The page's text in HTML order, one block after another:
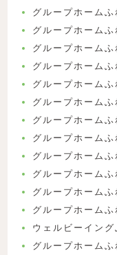
グループホーム
グループホーム
グループホーム
グループホームふ
グループホーム
グループホーム
グループホーム
グループホーム
グループホーム
グループホーム
グループホーム
グループホームふ
ウェルビーイン
グループホーム